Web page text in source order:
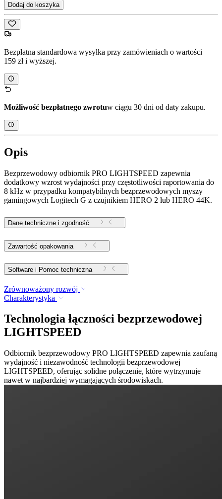
Dodaj do koszyka
Bezpłatna standardowa wysyłka przy zamówieniach o wartości
159 zł i wyższej.
Możliwość bezpłatnego zwrotuw ciągu 30 dni od daty zakupu.
Opis
Bezprzewodowy odbiornik PRO LIGHTSPEED zapewnia
dodatkowy wzrost wydajności przy częstotliwości raportowania do
8 kHz w przypadku kompatybilnych bezprzewodowych myszy
gamingowych Logitech G z czujnikiem HERO 2 lub HERO 44K.
Dane techniczne i zgodność
Zawartość opakowania
Software i Pomoc techniczna
Zrównoważony rozwój
Charakterystyka
Technologia łączności bezprzewodowej
LIGHTSPEED
Odbiornik bezprzewodowy PRO LIGHTSPEED zapewnia zaufaną
wydajność i niezawodność technologii bezprzewodowej
LIGHTSPEED, oferując solidne połączenie, które wytrzymuje
nawet w najbardziej wymagających środowiskach.